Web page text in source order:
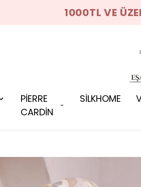
1000TL VE
PİERRE
CARDİN
SİLKHOME